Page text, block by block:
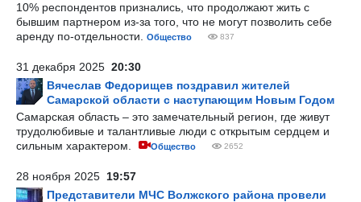
10% респондентов признались, что продолжают жить с
бывшим партнером из-за того, что не могут позволить себе
аренду по-отдельности.
Общество 837
31 декабря 2025 20:30
Вячеслав Федорищев поздравил жителей
Самарской области с наступающим Новым Годом
Самарская область – это замечательный регион, где живут
трудолюбивые и талантливые люди с открытым сердцем и
сильным характером.
Общество 2652
28 ноября 2025 19:57
Представители МЧС Волжского района провели